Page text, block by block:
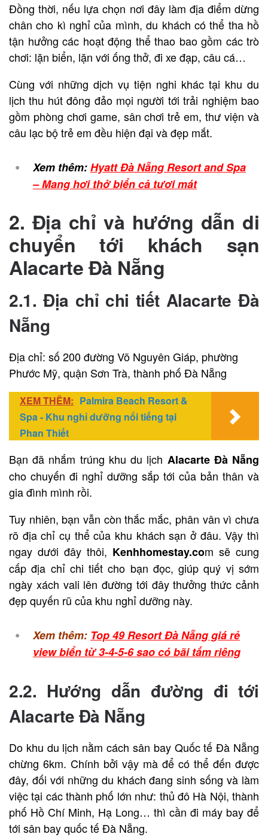
Đồng thời, nếu lựa chọn nơi đây làm địa điểm dừng
chân cho kì nghỉ của mình, du khách có thể tha hồ
tận hưởng các hoạt động thể thao bao gồm các trò
chơi: lặn biển, lặn với ống thở, đi xe đạp, câu cá…
Cùng với những dịch vụ tiện nghi khác tại khu du
lịch thu hút đông đảo mọi người tới trải nghiệm bao
gồm phòng chơi game, sân chơi trẻ em, thư viện và
câu lạc bộ trẻ em đều hiện đại và đẹp mắt.
Xem thêm:Hyatt Đà Nẵng Resort and Spa
– Mang hơi thở biển cả tươi mát
2. Địa chỉ và hướng dẫn di
chuyển tới khách sạn
Alacarte Đà Nẵng
2.1. Địa chỉ chi tiết Alacarte Đà
Nẵng
Địa chỉ: số 200 đường Võ Nguyên Giáp, phường
Phước Mỹ, quận Sơn Trà, thành phố Đà Nẵng
XEM THÊM: Palmira Beach Resort &
Spa - Khu nghỉ dưỡng nổi tiếng tại
Phan Thiết
Bạn đã nhắm trúng khu du lịch Alacarte Đà Nẵng
cho chuyến đi nghỉ dưỡng sắp tới của bản thân và
gia đình mình rồi.
Tuy nhiên, bạn vẫn còn thắc mắc, phân vân vì chưa
rõ địa chỉ cụ thể của khu khách sạn ở đâu. Vậy thì
ngay dưới đây thôi, Kenhhomestay.com sẽ cung
cấp địa chỉ chi tiết cho bạn đọc, giúp quý vị sớm
ngày xách vali lên đường tới đây thưởng thức cảnh
đẹp quyến rũ của khu nghỉ dưỡng này.
Xem thêm: Top 49 Resort Đà Nẵng giá rẻ
view biển từ 3-4-5-6 sao có bãi tắm riêng
2.2. Hướng dẫn đường đi tới
Alacarte Đà Nẵng
Do khu du lịch nằm cách sân bay Quốc tế Đà Nẵng
chừng 6km. Chính bởi vậy mà để có thể đến được
đây, đối với những du khách đang sinh sống và làm
việc tại các thành phố lớn như: thủ đô Hà Nội, thành
phố Hồ Chí Minh, Hạ Long… thì cần đi máy bay để
tới sân bay quốc tế Đà Nẵng.